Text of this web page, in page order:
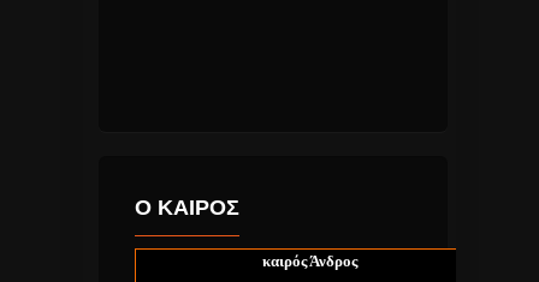
Ο ΚΑΙΡΟΣ
καιρός Άνδρος